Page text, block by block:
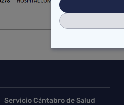
Servicio Cántabro de Salud